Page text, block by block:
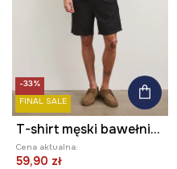
-33%
FINAL SALE
T-shirt męski bawełniany z elastanem
Cena aktualna:
59,90 zł